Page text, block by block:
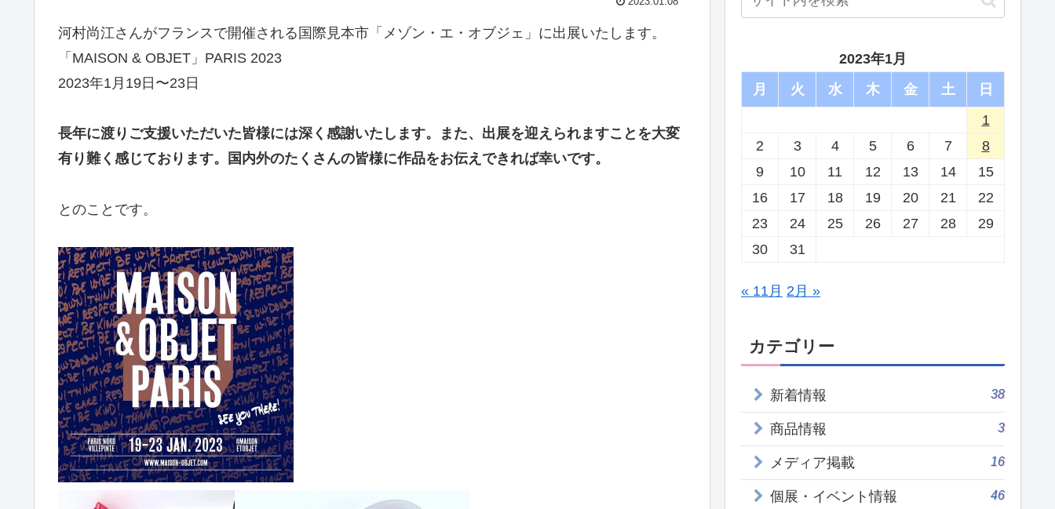
河村尚江さんがフランスで開催される国際見本市「メゾン・エ・オブジェ」に出展いたします。
「MAISON & OBJET」PARIS 2023
2023年1月19日〜23日
長年に渡りご支援いただいた皆様には深く感謝いたします。また、出展を迎えられますことを大変
有り難く感じております。国内外のたくさんの皆様に作品をお伝えできれば幸いです。
とのことです。
2023年1月
月
火 水 木 金 土
日
1
2
3 4 5 6 7
8
9
10 11 12 13 14
15
16
17 18 19 20 21
22
23
24 25 26 27 28
29
30
31
« 11月 2月 »
カテゴリー
新着情報 38
商品情報 3
メディア掲載 16
個展・イベント情報 46